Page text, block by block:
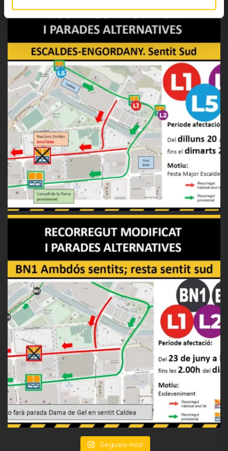
Segueix-nos!